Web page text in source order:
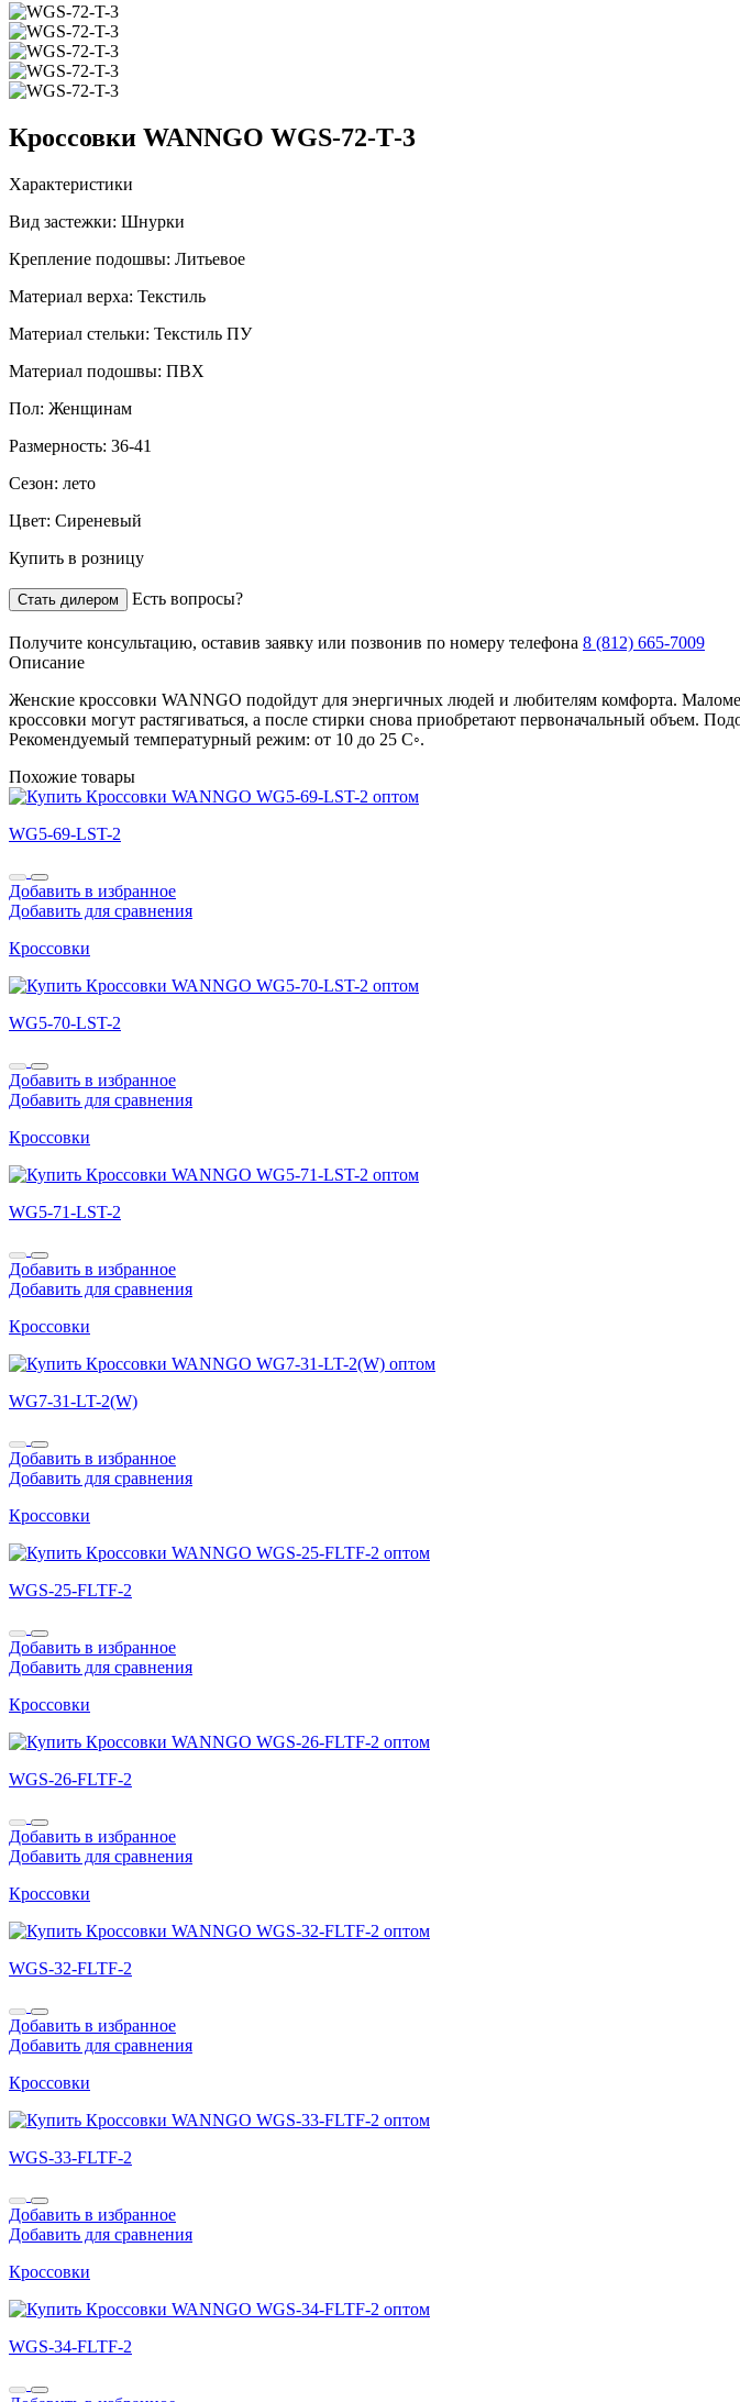
Кроссовки WANNGO WGS‑72‑T‑3
Характеристики
Вид застежки: Шнурки
Крепление подошвы: Литьевое
Материал верха: Текстиль
Материал стельки: Текстиль ПУ
Материал подошвы: ПВХ
Пол: Женщинам
Размерность: 36-41
Сезон: лето
Цвет: Сиреневый
Купить в розницу
Стать дилером Есть вопросы?
Получите консультацию, оставив заявку или позвонив по номеру телефона 8 (812) 665-7009
Описание
Женские кроссовки WANNGO подойдут для энергичных людей и любителям комфорта.
кроссовки могут растягиваться, а после стирки снова приобретают первоначальный объем.
Рекомендуемый температурный режим: от 10 до 25 С◦.
Похожие товары
WG5-69-LST-2
Добавить в избранное
Добавить для сравнения
Кроссовки
WG5-70-LST-2
Добавить в избранное
Добавить для сравнения
Кроссовки
WG5-71-LST-2
Добавить в избранное
Добавить для сравнения
Кроссовки
WG7-31-LT-2(W)
Добавить в избранное
Добавить для сравнения
Кроссовки
WGS-25-FLTF-2
Добавить в избранное
Добавить для сравнения
Кроссовки
WGS-26-FLTF-2
Добавить в избранное
Добавить для сравнения
Кроссовки
WGS-32-FLTF-2
Добавить в избранное
Добавить для сравнения
Кроссовки
WGS-33-FLTF-2
Добавить в избранное
Добавить для сравнения
Кроссовки
WGS-34-FLTF-2